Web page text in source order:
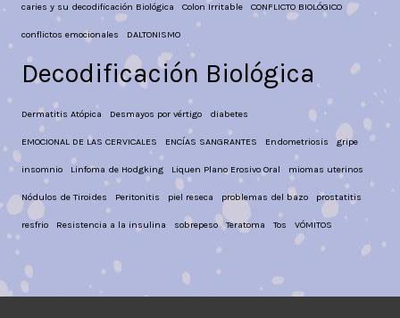
caries y su decodificación Biológica Colon Irritable CONFLICTO BIOLÓGICO
conflictos emocionales DALTONISMO
Decodificación Biológica
Dermatitis Atópica Desmayos por vértigo diabetes
EMOCIONAL DE LAS CERVICALES ENCÍAS SANGRANTES Endometriosis gripe
insomnio Linfoma de Hodgking Liquen Plano Erosivo Oral miomas uterinos
Nódulos de Tiroides Peritonitis piel reseca problemas del bazo prostatitis
resfrio Resistencia a la insulina sobrepeso Teratoma Tos VÓMITOS